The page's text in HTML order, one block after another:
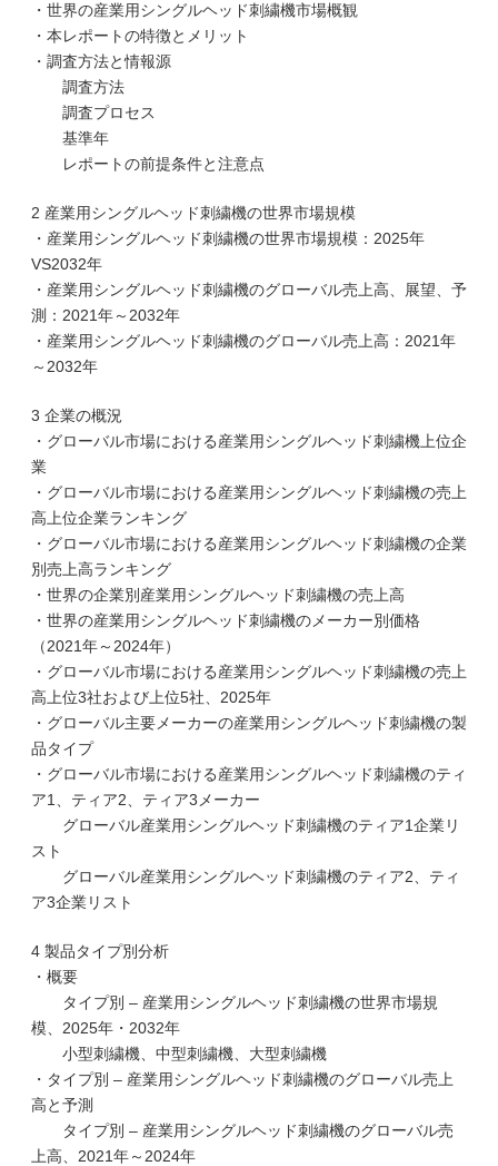
・世界の産業用シングルヘッド刺繍機市場概観
・本レポートの特徴とメリット
・調査方法と情報源
調査方法
調査プロセス
基準年
レポートの前提条件と注意点
2 産業用シングルヘッド刺繍機の世界市場規模
・産業用シングルヘッド刺繍機の世界市場規模：2025年
VS2032年
・産業用シングルヘッド刺繍機のグローバル売上高、展望、予
測：2021年～2032年
・産業用シングルヘッド刺繍機のグローバル売上高：2021年
～2032年
3 企業の概況
・グローバル市場における産業用シングルヘッド刺繍機上位企
業
・グローバル市場における産業用シングルヘッド刺繍機の売上
高上位企業ランキング
・グローバル市場における産業用シングルヘッド刺繍機の企業
別売上高ランキング
・世界の企業別産業用シングルヘッド刺繍機の売上高
・世界の産業用シングルヘッド刺繍機のメーカー別価格
（2021年～2024年）
・グローバル市場における産業用シングルヘッド刺繍機の売上
高上位3社および上位5社、2025年
・グローバル主要メーカーの産業用シングルヘッド刺繍機の製
品タイプ
・グローバル市場における産業用シングルヘッド刺繍機のティ
ア1、ティア2、ティア3メーカー
グローバル産業用シングルヘッド刺繍機のティア1企業リ
スト
グローバル産業用シングルヘッド刺繍機のティア2、ティ
ア3企業リスト
4 製品タイプ別分析
・概要
タイプ別 – 産業用シングルヘッド刺繍機の世界市場規
模、2025年・2032年
小型刺繍機、中型刺繍機、大型刺繍機
・タイプ別 – 産業用シングルヘッド刺繍機のグローバル売上
高と予測
タイプ別 – 産業用シングルヘッド刺繍機のグローバル売
上高、2021年～2024年